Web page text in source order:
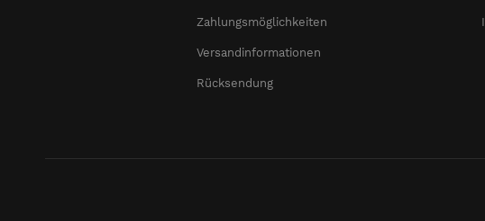
Zahlungsmöglichkeiten
Versandinformationen
Rücksendung